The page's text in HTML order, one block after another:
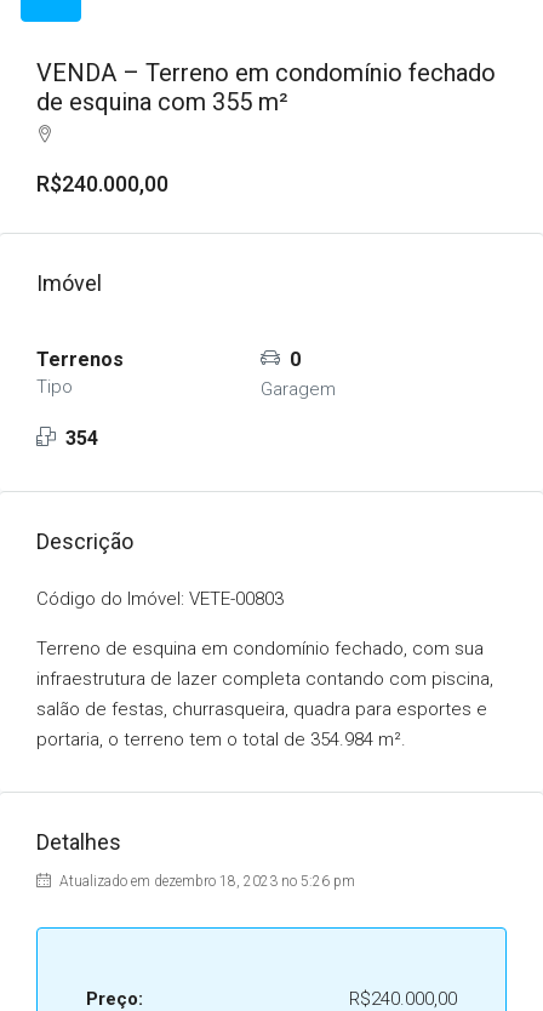
VENDA – Terreno em condomínio fechado
de esquina com 355 m²
R$240.000,00
Imóvel
Terrenos
Tipo
0
Garagem
354
Descrição
Código do Imóvel: VETE-00803
Terreno de esquina em condomínio fechado, com sua
infraestrutura de lazer completa contando com piscina,
salão de festas, churrasqueira, quadra para esportes e
portaria, o terreno tem o total de 354.984 m².
Detalhes
Atualizado em dezembro 18, 2023 no 5:26 pm
Preço: R$240.000,00